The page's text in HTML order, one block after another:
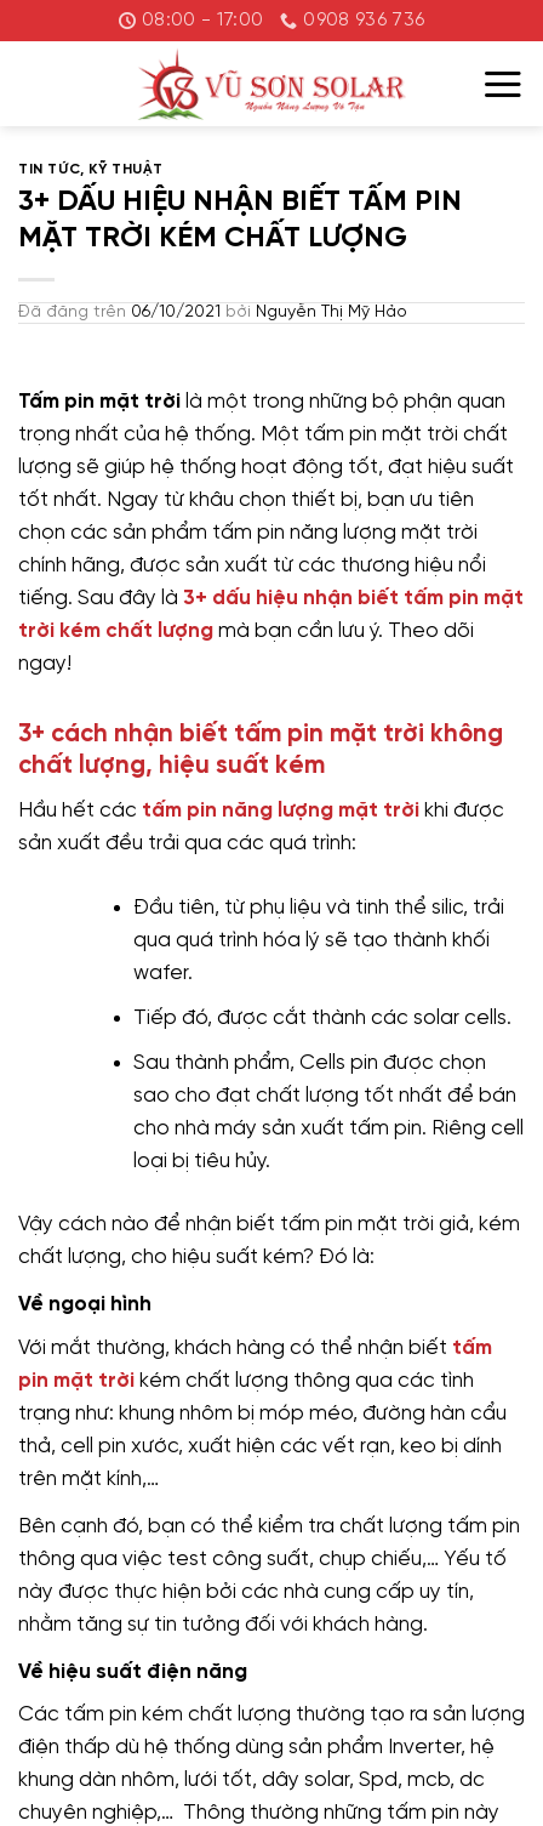
đến
08:00 - 17:00 0908 936 736
TIN TỨC, KỸ THUẬT
3+ DẤU HIỆU NHẬN BIẾT TẤM PIN
MẶT TRỜI KÉM CHẤT LƯỢNG
Đã đăng trên 06/10/2021 bởi Nguyễn Thị Mỹ Hảo
Tấm pin mặt trời là một trong những bộ phận quan
trọng nhất của hệ thống. Một tấm pin mặt trời chất
lượng sẽ giúp hệ thống hoạt động tốt, đạt hiệu suất
tốt nhất. Ngay từ khâu chọn thiết bị, bạn ưu tiên
chọn các sản phẩm tấm pin năng lượng mặt trời
chính hãng, được sản xuất từ các thương hiệu nổi
tiếng. Sau đây là 3+ dấu hiệu nhận biết tấm pin mặt
trời kém chất lượng mà bạn cần lưu ý. Theo dõi
ngay!
3+ cách nhận biết tấm pin mặt trời không
chất lượng, hiệu suất kém
Hầu hết các tấm pin năng lượng mặt trời khi được
sản xuất đều trải qua các quá trình:
Đầu tiên, từ phụ liệu và tinh thể silic, trải
qua quá trình hóa lý sẽ tạo thành khối
wafer.
Tiếp đó, được cắt thành các solar cells.
Sau thành phẩm, Cells pin được chọn
sao cho đạt chất lượng tốt nhất để bán
cho nhà máy sản xuất tấm pin. Riêng cell
loại bị tiêu hủy.
Vậy cách nào để nhận biết tấm pin mặt trời giả, kém
chất lượng, cho hiệu suất kém? Đó là:
Về ngoại hình
Với mắt thường, khách hàng có thể nhận biết tấm
pin mặt trời kém chất lượng thông qua các tình
trạng như: khung nhôm bị móp méo, đường hàn cẩu
thả, cell pin xước, xuất hiện các vết rạn, keo bị dính
trên mặt kính,…
Bên cạnh đó, bạn có thể kiểm tra chất lượng tấm pin
thông qua việc test công suất, chụp chiếu,… Yếu tố
này được thực hiện bởi các nhà cung cấp uy tín,
nhằm tăng sự tin tưởng đối với khách hàng.
Về hiệu suất điện năng
Các tấm pin kém chất lượng thường tạo ra sản lượng
điện thấp dù hệ thống dùng sản phẩm Inverter, hệ
khung dàn nhôm, lưới tốt, dây solar, Spd, mcb, dc
chuyên nghiệp,… Thông thường những tấm pin này